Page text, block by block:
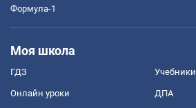
Формула-1
Моя школа
ГДЗ Учебники
Онлайн уроки ДПА